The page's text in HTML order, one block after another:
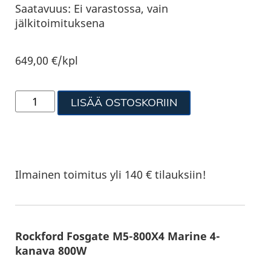
Saatavuus: Ei varastossa, vain
jälkitoimituksena
649,00€/kpl
LISÄÄ OSTOSKORIIN
Ilmainen toimitus yli 140 € tilauksiin!
Rockford Fosgate M5-800X4 Marine 4-
kanava 800W